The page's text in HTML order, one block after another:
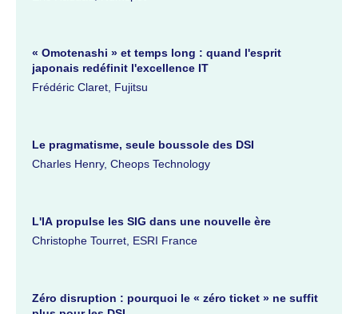
« Omotenashi » et temps long : quand l'esprit
japonais redéfinit l'excellence IT
Frédéric Claret, Fujitsu
Le pragmatisme, seule boussole des DSI
Charles Henry, Cheops Technology
L'IA propulse les SIG dans une nouvelle ère
Christophe Tourret, ESRI France
Zéro disruption : pourquoi le « zéro ticket » ne suffit